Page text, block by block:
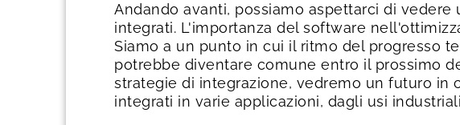
Andando avanti, possiamo aspettarci di
integrati. L'importanza del software
Siamo a un punto in cui il ritmo del progresso
potrebbe diventare comune entro il prossimo
strategie di integrazione, vedremo un futuro
integrati in varie applicazioni, dagli usi